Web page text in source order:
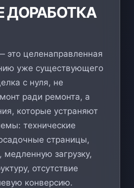
ДОРАБОТКА
это целенаправленная
уже существующего
с нуля, не
ради ремонта, а
которые устраняют
технические
страницы,
загрузку,
отсутствие
конверсию.